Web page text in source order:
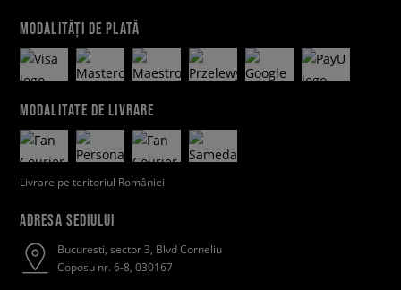
MODALITĂȚI DE PLATĂ
MODALITATE DE LIVRARE
Livrare pe teritoriul României
ADRESA SEDIULUI
Bucuresti, sector 3, Blvd Corneliu
Coposu nr. 6-8, 030167